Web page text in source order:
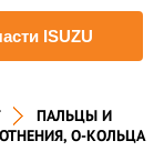
ISUZU
ПАЛЬЦЫ И
О-КОЛЬЦА